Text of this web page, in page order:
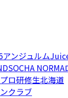
アンジュルム
OCHA NORMA
ロ研修生北海道
クラブ